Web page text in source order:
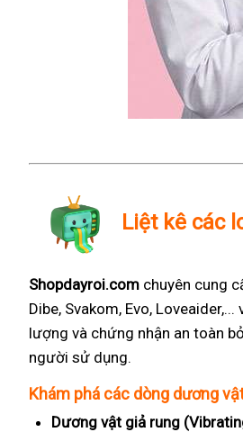
Liệt kê các
Shopdayroi.com chuyên cung
Dibe, Svakom, Evo,
lượng và chứng nhận an toàn
người sử dụng.
Khám phá các dòng dương
Dương vật giả rung